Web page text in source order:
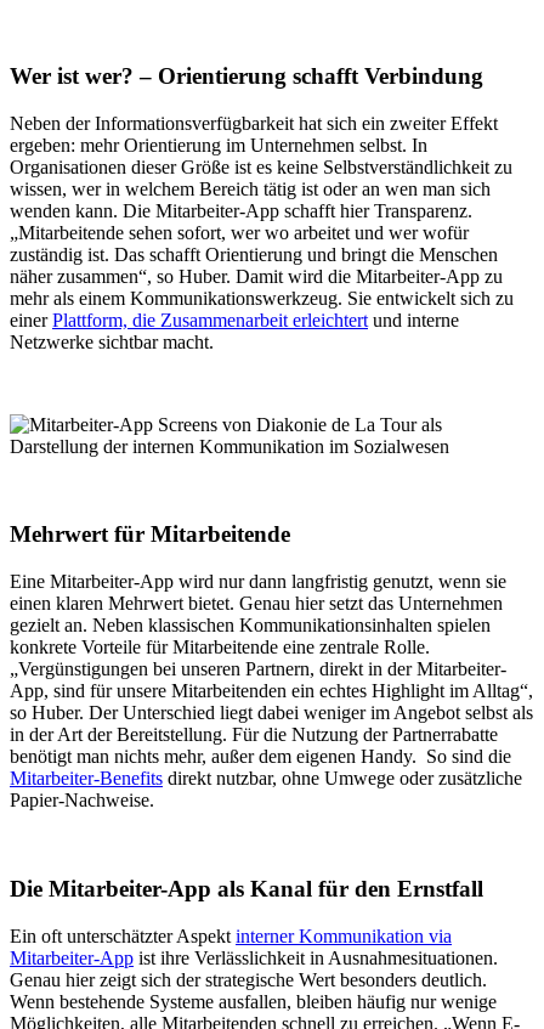
Wer ist wer? – Orientierung schafft Verbindung
Neben der Informationsverfügbarkeit hat sich ein zweiter Effekt
ergeben: mehr Orientierung im Unternehmen selbst. In
Organisationen dieser Größe ist es keine Selbstverständlichkeit zu
wissen, wer in welchem Bereich tätig ist oder an wen man sich
wenden kann. Die Mitarbeiter-App schafft hier Transparenz.
„Mitarbeitende sehen sofort, wer wo arbeitet und wer wofür
zuständig ist. Das schafft Orientierung und bringt die Menschen
näher zusammen“, so Huber. Damit wird die Mitarbeiter-App zu
mehr als einem Kommunikationswerkzeug. Sie entwickelt sich zu
einerPlattform, die Zusammenarbeit erleichtert und interne
Netzwerke sichtbar macht.
Mehrwert für Mitarbeitende
Eine Mitarbeiter-App wird nur dann langfristig genutzt, wenn sie
einen klaren Mehrwert bietet. Genau hier setzt das Unternehmen
gezielt an. Neben klassischen Kommunikationsinhalten spielen
konkrete Vorteile für Mitarbeitende eine zentrale Rolle.
„Vergünstigungen bei unseren Partnern, direkt in der Mitarbeiter-
App, sind für unsere Mitarbeitenden ein echtes Highlight im Alltag“,
so Huber. Der Unterschied liegt dabei weniger im Angebot selbst als
in der Art der Bereitstellung. Für die Nutzung der Partnerrabatte
benötigt man nichts mehr, außer dem eigenen Handy. So sind die
Mitarbeiter-Benefits direkt nutzbar, ohne Umwege oder zusätzliche
Papier-Nachweise.
Die Mitarbeiter-App als Kanal für den Ernstfall
Ein oft unterschätzter Aspekt interner Kommunikation via
Mitarbeiter-App ist ihre Verlässlichkeit in Ausnahmesituationen.
Genau hier zeigt sich der strategische Wert besonders deutlich.
Wenn bestehende Systeme ausfallen, bleiben häufig nur wenige
Möglichkeiten, alle Mitarbeitenden schnell zu erreichen. „Wenn E-